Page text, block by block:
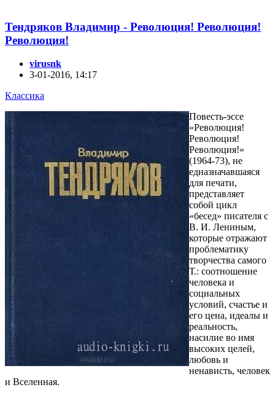
Тендряков Владимир - Революция! Революция!
Революция!
virusnk
3-01-2016, 14:17
Классика
Повесть-эссе
«Революция!
Революция!
Революция!»
(1964-73), не
едназначавшаяся
для печати,
представляет
собой цикл
«бесед» писателя с
В. И. Лениным,
которые отражают
проблематику
творчества самого
Т.: соотношение
человека и
социальных
условий, счастье и
его цена, идеалы и
реальность,
насилие во имя
высоких целей,
любовь и
ненависть, человек
и Вселенная.